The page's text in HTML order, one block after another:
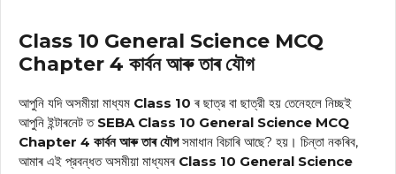
Class 10 General Science MCQ
Chapter 4 কাৰ্বন আৰু তাৰ যৌগ
আপুনি যদি অসমীয়া মাধ্যম Class 10 ৰ ছাত্র বা ছাত্রী হয় তেনেহলে নিচ্ছই
আপুনি ইন্টাৰনেট ত SEBA Class 10 General Science MCQ
Chapter 4 কাৰ্বন আৰু তাৰ যৌগসমাধান বিচাৰি আছে? হয়। চিন্তা নকৰিব,
আমাৰ এই প্রবন্ধত অসমীয়া মাধ্যমৰ Class 10 General Science